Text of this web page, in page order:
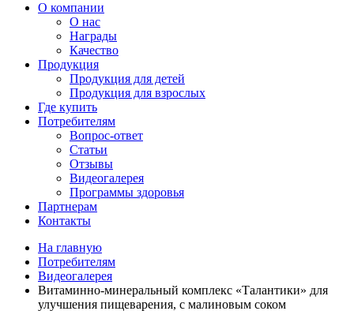
О компании
О нас
Награды
Качество
Продукция
Продукция для детей
Продукция для взрослых
Где купить
Потребителям
Вопрос-ответ
Статьи
Отзывы
Видеогалерея
Программы здоровья
Партнерам
Контакты
На главную
Потребителям
Видеогалерея
Витаминно-минеральный комплекс «Талантики» для
улучшения пищеварения, с малиновым соком